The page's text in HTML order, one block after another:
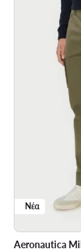
Νέα
Aeronautica